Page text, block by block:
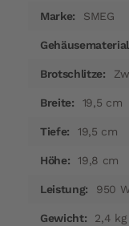
InformationenSMEG
19,5 cm
19,5 cm
19,8 cm
950
2,4 kg